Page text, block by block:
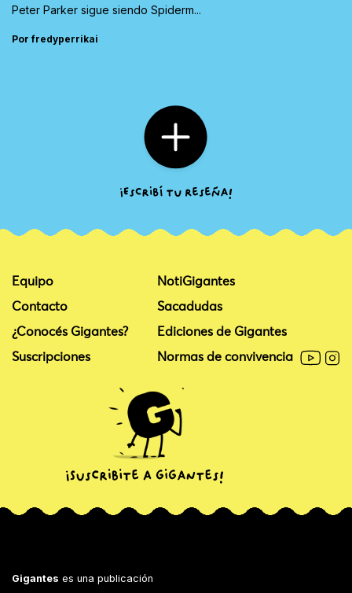
Peter Parker sigue siendo Spiderm...
Por fredyperrikai
Equipo
Contacto
¿Conocés Gigantes?
Suscripciones
NotiGigantes
Sacadudas
Ediciones de Gigantes
Normas de convivencia
Gigantes es una publicación